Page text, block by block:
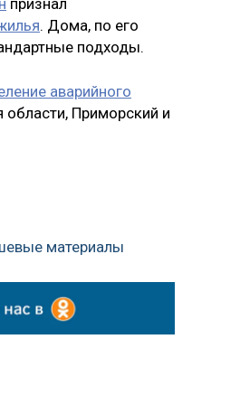
. Дома, по его
подходы.
аварийного
Приморский и
материалы